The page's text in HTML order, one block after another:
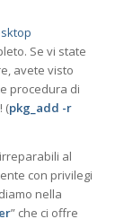
Se vi state
avete visto
procedura di
(pkg_add -r
al
con privilegi
nella
” che ci offre